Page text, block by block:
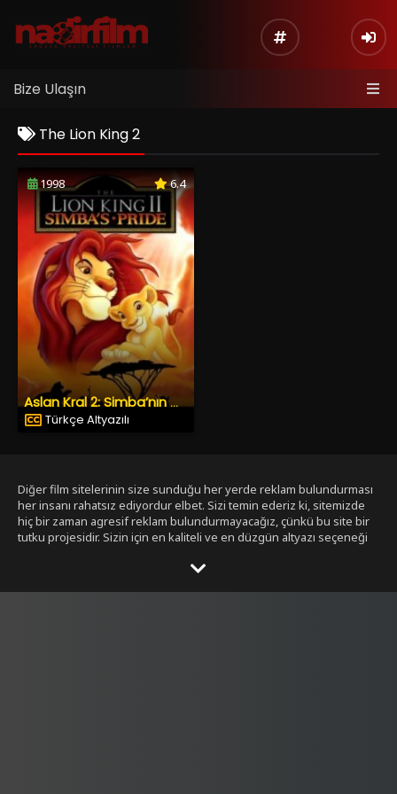
Bize Ulaşın
The Lion King 2
1998 6.4
Aslan Kral 2: Simba’nın Onuru
Türkçe Altyazılı
Diğer film sitelerinin size sunduğu her yerde reklam bulundurması
her insanı rahatsız ediyordur elbet. Sizi temin ederiz ki, sitemizde
hiç bir zaman agresif reklam bulundurmayacağız, çünkü bu site bir
tutku projesidir. Sizin için en kaliteli ve en düzgün altyazı seçeneği